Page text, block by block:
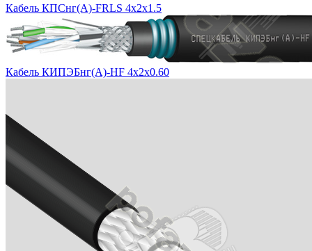
Кабель КПСнг(А)-FRLS 4х2х1.5
Кабель КИПЭБнг(А)-HF 4х2х0.60